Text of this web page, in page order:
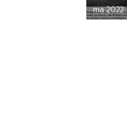
ma 2022